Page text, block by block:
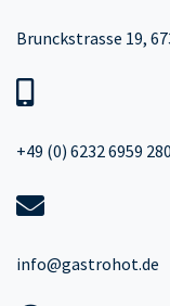
Brunckstrasse 19,
+49 (0) 6232 6959 280
info@gastrohot.de